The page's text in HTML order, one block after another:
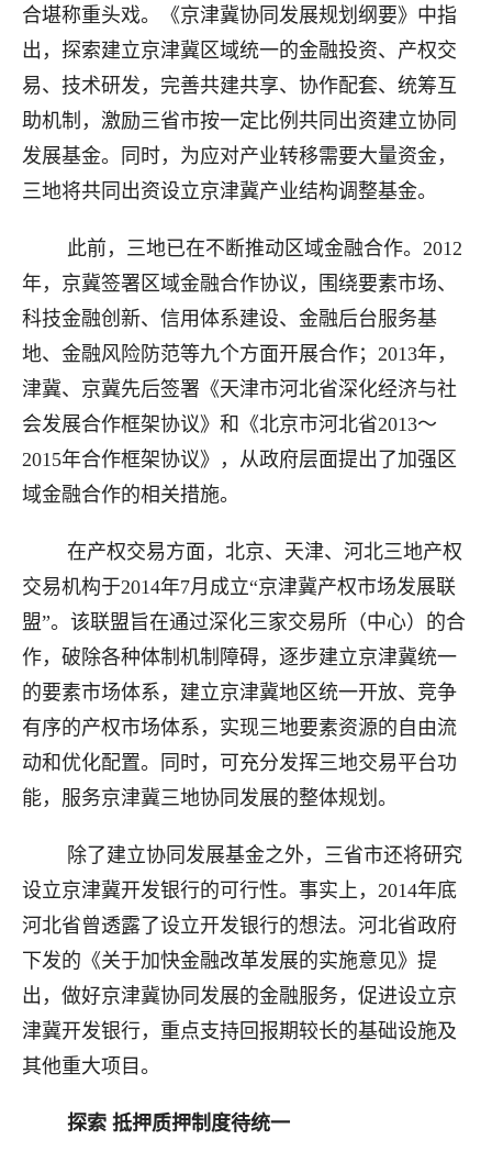
合堪称重头戏。《京津冀协同发展规划纲要》中指
出，探索建立京津冀区域统一的金融投资、产权交
易、技术研发，完善共建共享、协作配套、统筹互
助机制，激励三省市按一定比例共同出资建立协同
发展基金。同时，为应对产业转移需要大量资金，
三地将共同出资设立京津冀产业结构调整基金。
此前，三地已在不断推动区域金融合作。2012
年，京冀签署区域金融合作协议，围绕要素市场、
科技金融创新、信用体系建设、金融后台服务基
地、金融风险防范等九个方面开展合作；2013年，
津冀、京冀先后签署《天津市河北省深化经济与社
会发展合作框架协议》和《北京市河北省2013～
2015年合作框架协议》，从政府层面提出了加强区
域金融合作的相关措施。
在产权交易方面，北京、天津、河北三地产权
交易机构于2014年7月成立“京津冀产权市场发展联
盟”。该联盟旨在通过深化三家交易所（中心）的合
作，破除各种体制机制障碍，逐步建立京津冀统一
的要素市场体系，建立京津冀地区统一开放、竞争
有序的产权市场体系，实现三地要素资源的自由流
动和优化配置。同时，可充分发挥三地交易平台功
能，服务京津冀三地协同发展的整体规划。
除了建立协同发展基金之外，三省市还将研究
设立京津冀开发银行的可行性。事实上，2014年底
河北省曾透露了设立开发银行的想法。河北省政府
下发的《关于加快金融改革发展的实施意见》提
出，做好京津冀协同发展的金融服务，促进设立京
津冀开发银行，重点支持回报期较长的基础设施及
其他重大项目。
探索 抵押质押制度待统一